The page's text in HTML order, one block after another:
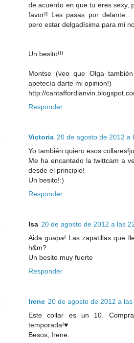
de acuerdo en que tu eres sexy,
favor!! Les pasas por
pero estar delgadísima para mi
Un besito!!!
Montse (veo que Olga
apetecía darte mi opinión!)
http://
Responder
Victoria 20 de agosto de 2012 a
Yo también quiero esos
Me ha encantado la twittcam a
desde el principio!
Un besito!:)
Responder
Isa 20 de agosto de 2012 a las
Aida guapa! Las zapatillas que
h&m?
Un besito muy fuerte
Responder
Irene 20 de agosto de 2012 a
Este collar es un 10.
temporada!♥
Besos, Irene.